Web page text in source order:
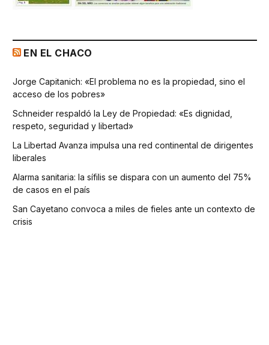
EN EL CHACO
Jorge Capitanich: «El problema no es la propiedad, sino el
acceso de los pobres»
Schneider respaldó la Ley de Propiedad: «Es dignidad,
respeto, seguridad y libertad»
La Libertad Avanza impulsa una red continental de dirigentes
liberales
Alarma sanitaria: la sífilis se dispara con un aumento del 75%
de casos en el país
San Cayetano convoca a miles de fieles ante un contexto de
crisis